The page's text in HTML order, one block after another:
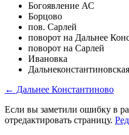
Богоявление АС
Борцово
пов. Сарлей
поворот на Дальнее
поворот на Сарлей
Ивановка
← Дальнее Константиново
Если вы заметили ошибку в
отредактировать страницу.